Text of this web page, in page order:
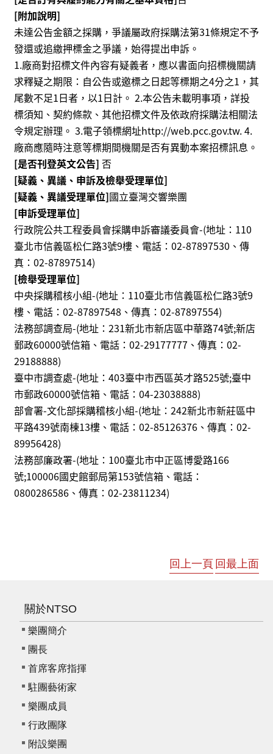
[附加說明]
未達公告金額之採購，爭議屬政府採購法第31條規定不予
發還或追繳押標金之爭議，始得提出申訴。
1.廠商對招標文件內容有疑義者，應以書面向招標機關請
求釋疑之期限：自公告或邀標之日起等標期之4分之1，其
尾數不足1日者，以1日計。 2.本公告未載明事項，詳投
標須知、契約條款、其他招標文件及依政府採購法相關法
令規定辦理。 3.電子領標網址http://web.pcc.gov.tw. 4.
廠商應隨時注意等標期間機關是否有異動本案招標訊息。
[是否刊登英文公告] 否
[疑義、異議、申訴及檢舉受理單位]
[疑義、異議受理單位]國立臺灣交響樂團
[申訴受理單位]
行政院公共工程委員會採購申訴審議委員會-(地址：110
臺北市信義區松仁路3號9樓、電話：02-87897530、傳
真：02-87897514)
[檢舉受理單位]
中央採購稽核小組-(地址：110臺北市信義區松仁路3號9
樓、電話：02-87897548、傳真：02-87897554)
法務部調查局-(地址：231新北市新店區中華路74號;新店
郵政60000號信箱、電話：02-29177777、傳真：02-
29188888)
臺中市調查處-(地址：403臺中市西區英才路525號;臺中
市郵政60000號信箱、電話：04-23038888)
部會署-文化部採購稽核小組-(地址：242新北市新莊區中
平路439號南棟13樓、電話：02-85126376、傳真：02-
89956428)
法務部廉政署-(地址：100臺北市中正區博愛路166
號;100006國史館郵局第153號信箱、電話：
0800286586、傳真：02-23811234)
回上一頁 回最上面
關於NTSO
樂團簡介
團長
首席客席指揮
駐團藝術家
樂團成員
行政團隊
附設樂團